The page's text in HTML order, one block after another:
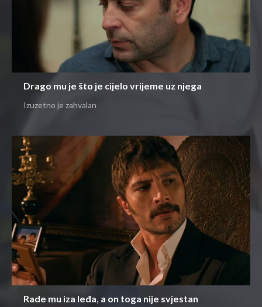
Drago mu je što je cijelo vrijeme uz njega
Izuzetno je zahvalan
Rade mu iza leđa, a on toga nije svjestan